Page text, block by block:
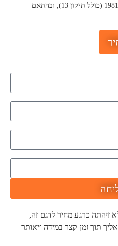
לחוק הגנת הפרטיות, התשמ"א–1981 (כולל תיקון 13), ובהתאם
זיהתה כרגע מחיר לדגם זה,
אליך תוך זמן קצר במידה ויאותר